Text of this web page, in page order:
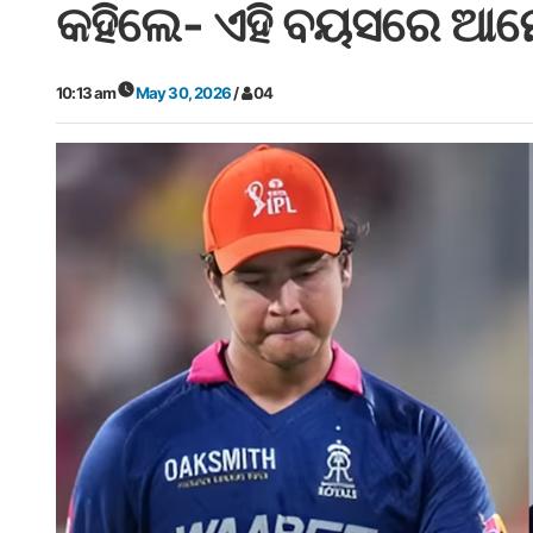
କହିଲେ- ଏହି ବୟସରେ
10:13 am May 30, 2026/ 04